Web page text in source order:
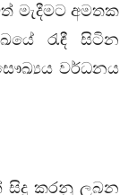
මැදීමට අමතක
රැඳී සිටින
වර්ධනය
සිදු කරනු ලබන